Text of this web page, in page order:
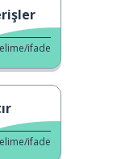
ifade
ifade